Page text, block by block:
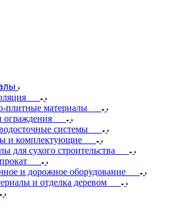
плитные материалы
ограждения
системы
и комплектующие
для сухого строительства
и дорожное оборудование
и отделка деревом